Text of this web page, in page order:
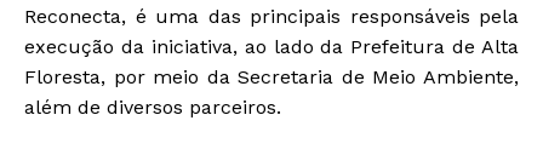
Reconecta, é uma das principais responsáveis pela
execução da iniciativa, ao lado da Prefeitura de Alta
Floresta, por meio da Secretaria de Meio Ambiente,
além de diversos parceiros.